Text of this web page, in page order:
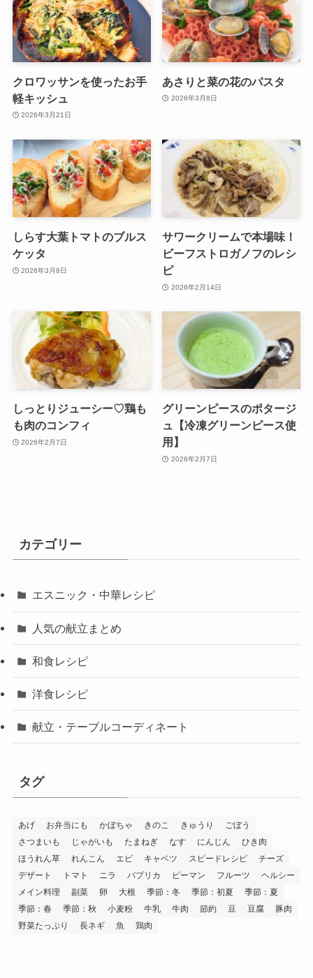
クロワッサンを使ったお手
軽キッシュ
2026年3月21日
あさりと菜の花のパスタ
2026年3月8日
しらす大葉トマトのブルス
ケッタ
2026年3月8日
サワークリームで本場味！
ビーフストロガノフのレシ
ピ
2026年2月14日
しっとりジューシー♡鶏も
も肉のコンフィ
2026年2月7日
グリーンピースのポタージ
ュ【冷凍グリーンピース使
用】
2026年2月7日
カテゴリー
エスニック・中華レシピ
人気の献立まとめ
和食レシピ
洋食レシピ
献立・テーブルコーディネート
タグ
あげ お弁当にも かぼちゃ きのこ きゅうり
ごぼう
さつまいも
じゃがいも たまねぎ なす にんじん
ひき肉
ほうれん草
れんこん エビ キャベツ スピードレシピ
チーズ
デザート
トマト ニラ パプリカ ピーマン フルーツ
ヘルシー
メイン料理
副菜 卵 大根 季節：冬 季節：初夏
季節：夏
季節：春
季節：秋 小麦粉 牛乳 牛肉 節約 豆 豆腐
豚肉
野菜たっぷり
長ネギ 魚 鶏肉